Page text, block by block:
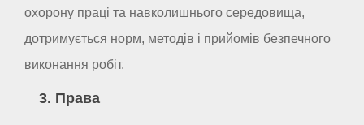
охорону праці та навколишнього середовища,
дотримується норм, методів і прийомів безпечного
виконання робіт.
3. Права